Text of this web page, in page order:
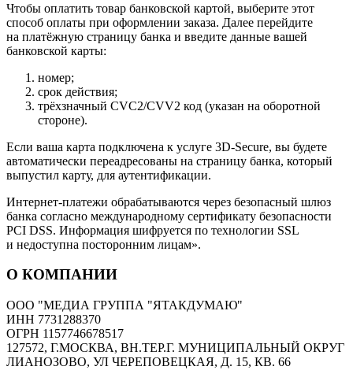
Чтобы оплатить товар банковской картой, выберите этот
способ оплаты при оформлении заказа. Далее перейдите
на платёжную страницу банка и введите данные вашей
банковской карты:
номер;
срок действия;
трёхзначный CVC2/CVV2 код (указан на оборотной
стороне).
Если ваша карта подключена к услуге 3D-Secure, вы будете
автоматически переадресованы на страницу банка, который
выпустил карту, для аутентификации.
Интернет-платежи обрабатываются через безопасный шлюз
банка согласно международному сертификату безопасности
PCI DSS. Информация шифруется по технологии SSL
и недоступна посторонним лицам».
О КОМПАНИИ
ООО "МЕДИА ГРУППА "ЯТАКДУМАЮ"
ИНН 7731288370
ОГРН 1157746678517
127572, Г.МОСКВА, ВН.ТЕР.Г. МУНИЦИПАЛЬНЫЙ ОКРУГ
ЛИАНОЗОВО, УЛ ЧЕРЕПОВЕЦКАЯ, Д. 15, КВ. 66